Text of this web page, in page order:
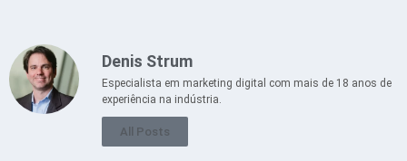
Denis Strum
Especialista em marketing digital com mais de 18 anos de
experiência na indústria.
All Posts